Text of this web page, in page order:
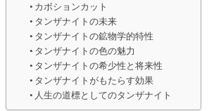
カボションカット
タンザナイトの未来
タンザナイトの鉱物学的特性
タンザナイトの色の魅力
タンザナイトの希少性と将来性
タンザナイトがもたらす効果
人生の道標としてのタンザナイト